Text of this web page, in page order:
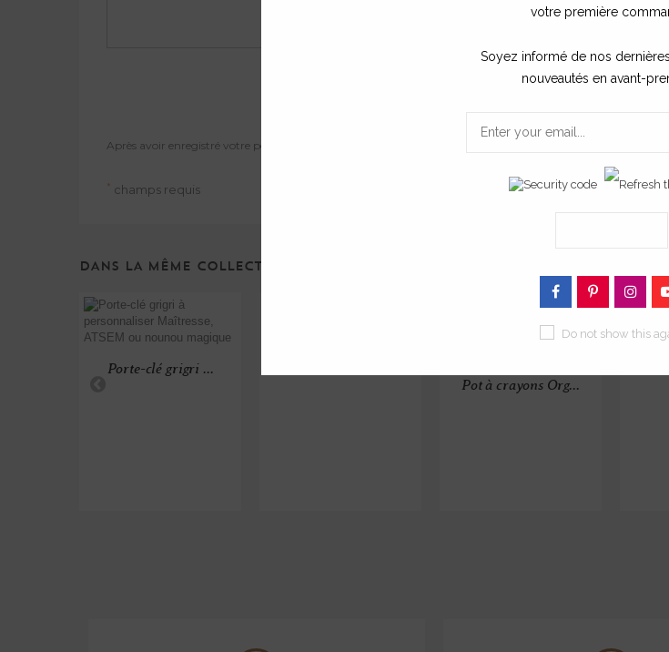
Après avoir enregistré votre personnalisation, n'oubliez pas d'ajouter le produit au panier.
* champs requis
DANS LA MÊME COLLECTION ...
Porte-clé grigri ...
Pot à crayons Org...
votre première
Soyez informé de nos
nouveautés en avant-
Do not show this